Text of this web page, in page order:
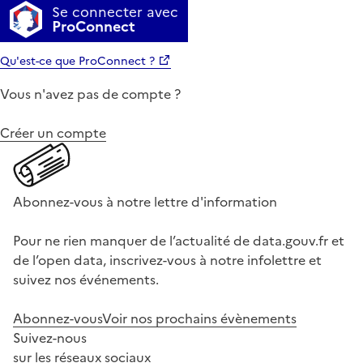
Se connecter avec
ProConnect
Qu'est-ce que ProConnect ?
Vous n'avez pas de compte ?
Créer un compte
Abonnez-vous à notre lettre d'information
Pour ne rien manquer de l’actualité de data.gouv.fr et
de l’open data, inscrivez-vous à notre infolettre et
suivez nos événements.
Abonnez-vousVoir nos prochains évènements
Suivez-nous
sur les réseaux sociaux